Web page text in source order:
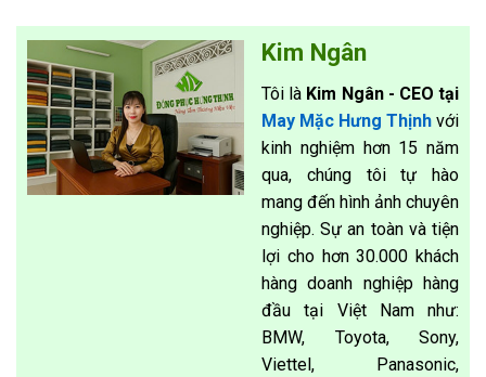
Kim Ngân
Tôi là Kim Ngân - CEO tại
May Mặc Hưng Thịnh với
kinh nghiệm hơn 15 năm
qua, chúng tôi tự hào
mang đến hình ảnh chuyên
nghiệp. Sự an toàn và tiện
lợi cho hơn 30.000 khách
hàng doanh nghiệp hàng
đầu tại Việt Nam như:
BMW, Toyota, Sony,
Viettel, Panasonic,